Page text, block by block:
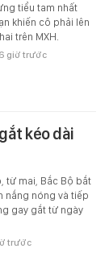
tiểu tam nhất
khiến cô phải lên
trên MXH.
6 giờ trước
kéo dài
từ mai, Bắc Bộ bắt
nắng nóng và tiếp
gay gắt từ ngày
trước